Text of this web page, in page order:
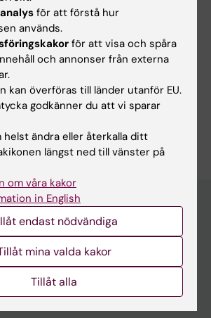
and outcome for cancer patients
till bättre cancerbehandling och
analys för att förstå hur
används.
för att visa och spåra
och annonser från externa
kan överföras till länder utanför EU.
godkänner du att vi sparar
helst ändra eller återkalla ditt
längst ned till vänster på
om våra kakor
in English
endast nödvändiga
mina valda kakor
Tillåt alla